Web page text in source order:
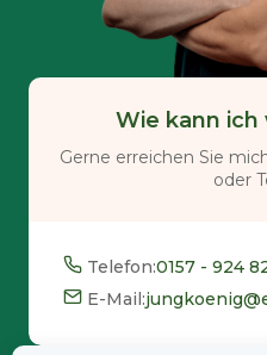
Wie kann
Gerne erreichen Sie
oder
Telefon:0157 - 924
E-Mail: